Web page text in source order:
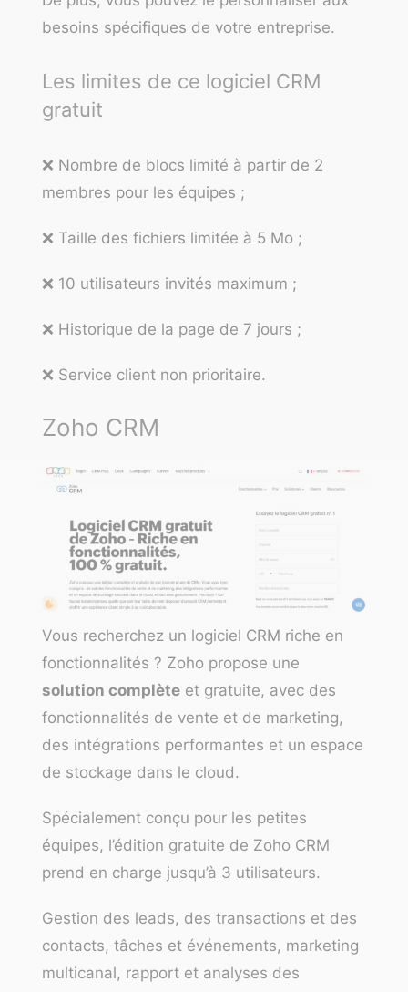
besoins spécifiques de votre entreprise.
Les limites de ce logiciel CRM
gratuit
❌ Nombre de blocs limité à partir de 2
membres pour les équipes ;
❌ Taille des fichiers limitée à 5 Mo ;
❌ 10 utilisateurs invités maximum ;
❌ Historique de la page de 7 jours ;
❌ Service client non prioritaire.
Zoho CRM
Vous recherchez un logiciel CRM riche en
fonctionnalités ? Zoho propose une
solution complète et gratuite, avec des
fonctionnalités de vente et de marketing,
des intégrations performantes et un espace
de stockage dans le cloud.
Spécialement conçu pour les petites
équipes, l’édition gratuite de Zoho CRM
prend en charge jusqu’à 3 utilisateurs.
Gestion des leads, des transactions et des
contacts, tâches et événements, marketing
multicanal, rapport et analyses des